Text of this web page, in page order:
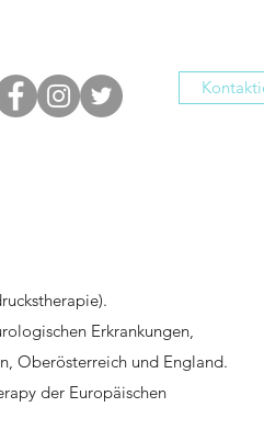
Erkrankungen,
Oberösterreich und England.
der Europäischen